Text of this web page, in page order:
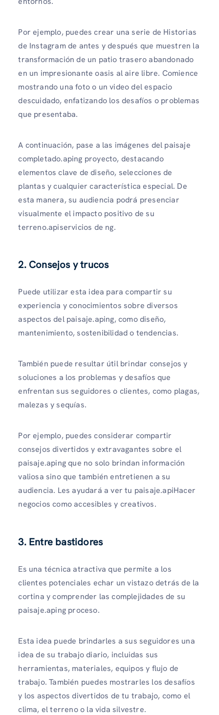
Por ejemplo, puedes crear una serie de Historias
de Instagram de antes y después que muestren la
transformación de un patio trasero abandonado
en un impresionante oasis al aire libre. Comience
mostrando una foto o un video del espacio
descuidado, enfatizando los desafíos o problemas
que presentaba.
A continuación, pase a las imágenes del paisaje
completado.aping proyecto, destacando
elementos clave de diseño, selecciones de
plantas y cualquier característica especial. De
esta manera, su audiencia podrá presenciar
visualmente el impacto positivo de su
terreno.apiservicios de ng.
2. Consejos y trucos
Puede utilizar esta idea para compartir su
experiencia y conocimientos sobre diversos
aspectos del paisaje.aping, como diseño,
mantenimiento, sostenibilidad o tendencias.
También puede resultar útil brindar consejos y
soluciones a los problemas y desafíos que
enfrentan sus seguidores o clientes, como plagas,
malezas y sequías.
Por ejemplo, puedes considerar compartir
consejos divertidos y extravagantes sobre el
paisaje.aping que no solo brindan información
valiosa sino que también entretienen a su
audiencia. Les ayudará a ver tu paisaje.apiHacer
negocios como accesibles y creativos.
3. Entre bastidores
Es una técnica atractiva que permite a los
clientes potenciales echar un vistazo detrás de la
cortina y comprender las complejidades de su
paisaje.aping proceso.
Esta idea puede brindarles a sus seguidores una
idea de su trabajo diario, incluidas sus
herramientas, materiales, equipos y flujo de
trabajo. También puedes mostrarles los desafíos
y los aspectos divertidos de tu trabajo, como el
clima, el terreno o la vida silvestre.